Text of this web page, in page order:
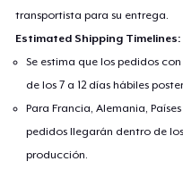
transportista para su entrega.
Estimated Shipping
Se estima que los pedidos
de los 7 a 12 días hábiles
Para Francia, Alemania,
pedidos llegarán dentro de
producción.